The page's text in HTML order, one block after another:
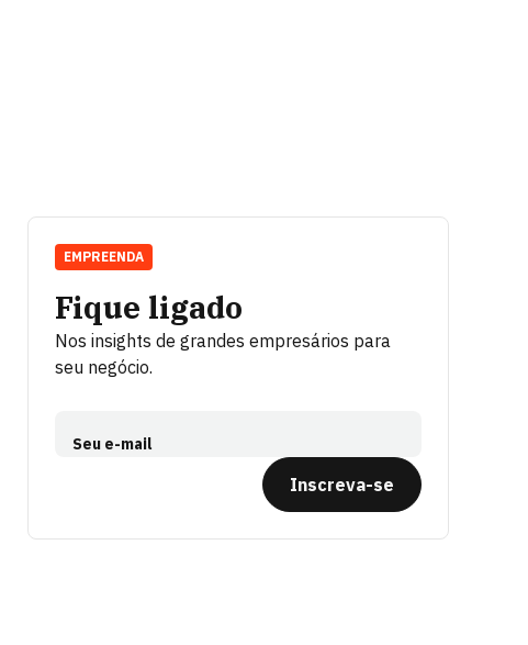
Fique ligado
Nos insights de grandes empresários para
seu negócio.
Seu e-mail
Inscreva-se
EMPREENDA